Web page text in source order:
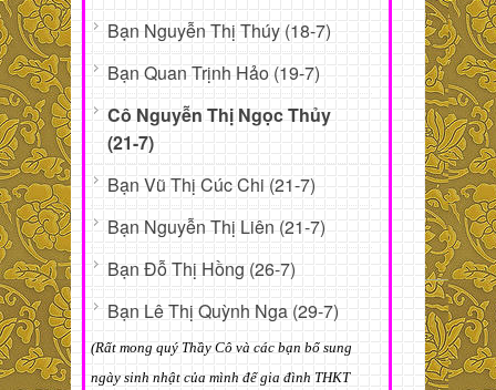
Bạn Nguyễn Thị Thúy (18-7)
Bạn Quan Trịnh Hảo (19-7)
Cô Nguyễn Thị Ngọc Thủy
(21-7)
Bạn Vũ Thị Cúc Chi (21-7)
Bạn Nguyễn Thị Liên (21-7)
Bạn Đỗ Thị Hồng (26-7)
Bạn Lê Thị Quỳnh Nga (29-7)
(Rất mong quý Thầy Cô và các bạn bổ sung
ngày sinh nhật của mình để gia đình THKT